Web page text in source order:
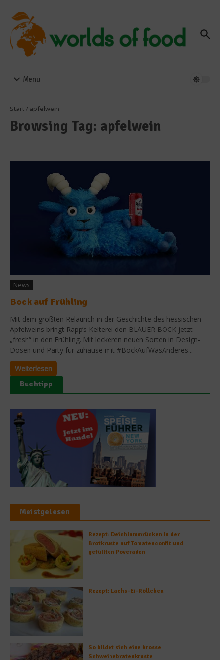
Menu
Start/ apfelwein
Browsing Tag: apfelwein
News
Bock auf Frühling
Mit dem größten Relaunch in der Geschichte des hessischen
Apfelweins bringt Rapp’s Kelterei den BLAUER BOCK jetzt
„fresh“ in den Frühling. Mit leckeren neuen Sorten in Design-
Dosen und Party für zuhause mit #BockAufWasAnderes....
Weiterlesen
Buchtipp
Meistgelesen
Rezept: Deichlammrücken in der
Brotkruste auf Tomatenconfit und
gefüllten Poveraden
Rezept: Lachs-Ei-Röllchen
So bildet sich eine krosse
Schweinebratenkruste